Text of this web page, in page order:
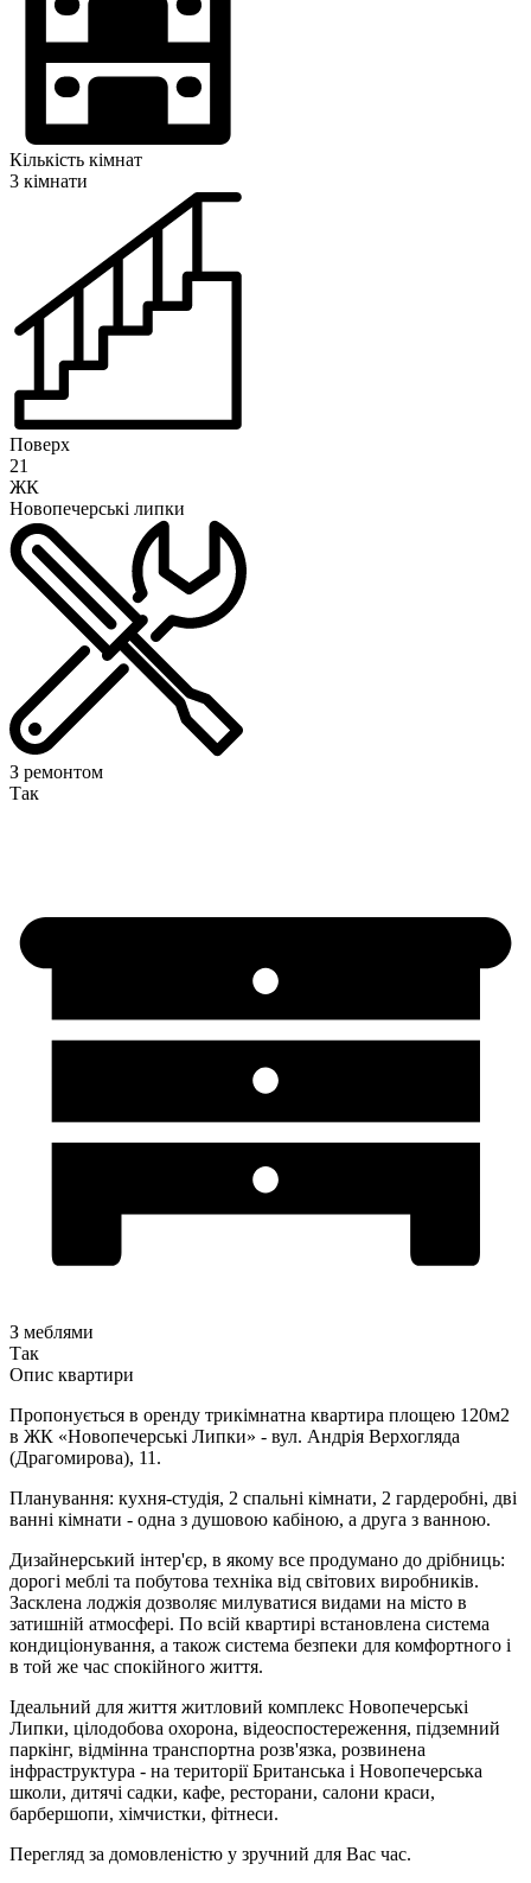
Кількість кімнат
3 кімнати
Поверх
21
ЖК
Новопечерські липки
З ремонтом
Так
З меблями
Так
Опис квартири
Пропонується в оренду трикімнатна квартира площею 120м2
в ЖК «Новопечерські Липки» - вул. Андрія Верхогляда
(Драгомирова), 11.
Планування: кухня-студія, 2 спальні кімнати, 2 гардеробні, дві
ванні кімнати - одна з душовою кабіною, а друга з ванною.
Дизайнерський інтер'єр, в якому все продумано до дрібниць:
дорогі меблі та побутова техніка від світових виробників.
Засклена лоджія дозволяє милуватися видами на місто в
затишній атмосфері. По всій квартирі встановлена система
кондиціонування, а також система безпеки для комфортного і
в той же час спокійного життя.
Ідеальний для життя житловий комплекс Новопечерські
Липки, цілодобова охорона, відеоспостереження, підземний
паркінг, відмінна транспортна розв'язка, розвинена
інфраструктура - на території Британська і Новопечерська
школи, дитячі садки, кафе, ресторани, салони краси,
барбершопи, хімчистки, фітнеси.
Перегляд за домовленістю у зручний для Вас час.